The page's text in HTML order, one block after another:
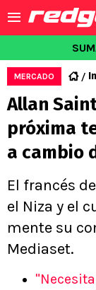
MERCADO
Allan
próxima
a cambio
El francés
el Niza y el
mente su
Mediaset.